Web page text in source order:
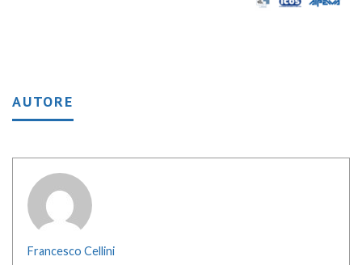
AUTORE
Francesco Cellini